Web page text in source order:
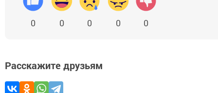
0 0 0 0 0
Расскажите друзьям